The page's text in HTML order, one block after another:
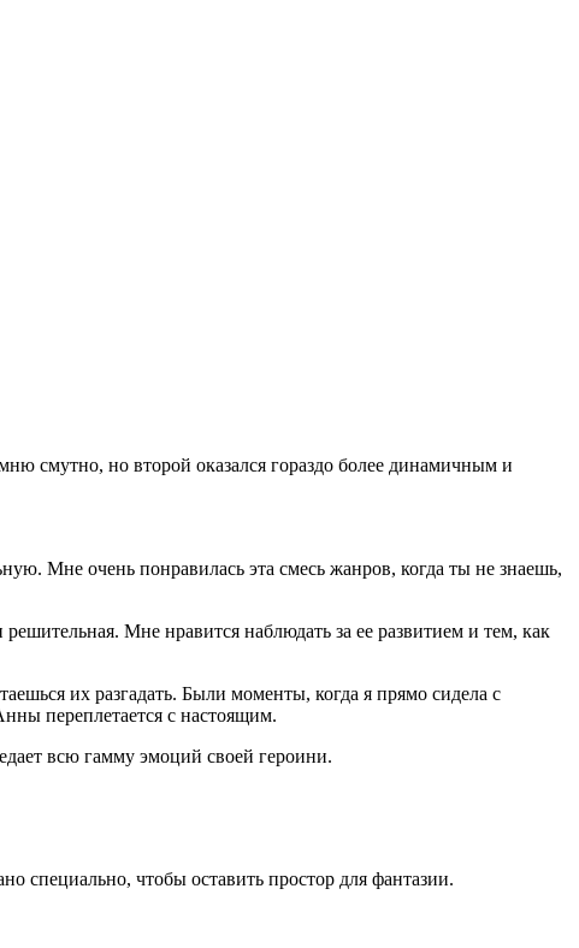
смутно, но второй оказался гораздо более динамичным и
Мне очень понравилась эта смесь жанров, когда ты не знаешь,
Мне нравится наблюдать за ее развитием и тем, как
их разгадать. Были моменты, когда я прямо сидела с
переплетается с настоящим.
всю гамму эмоций своей героини.
специально, чтобы оставить простор для фантазии.